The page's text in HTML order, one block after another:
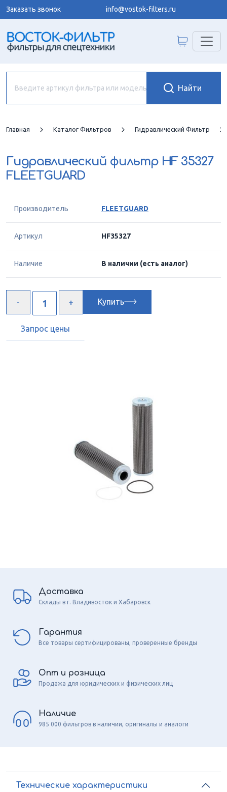
Заказать звонок info@vostok-filters.ru
Главная Каталог Фильтров Гидравлический Фильтр
Гидравлический фильтр HF 35327
FLEETGUARD
Производитель FLEETGUARD
Артикул HF35327
Наличие В наличии (есть аналог)
Купить
Запрос цены
Доставка
Склады в г. Владивосток и Хабаровск
Гарантия
Все товары сертифицированы, проверенные бренды
Опт и розница
Продажа для юридических и физических лиц
Наличие
985 000 фильтров в наличии, оригиналы и аналоги
Технические характеристики